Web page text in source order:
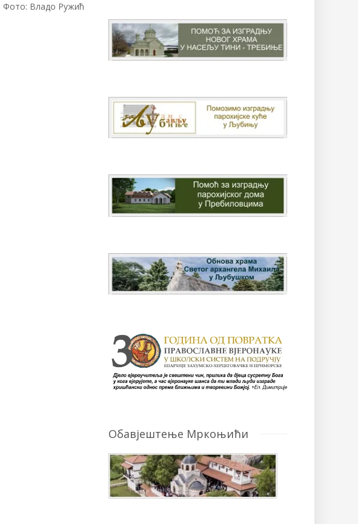
Фото: Владо Ружић
Обавјештење Мркоњићи